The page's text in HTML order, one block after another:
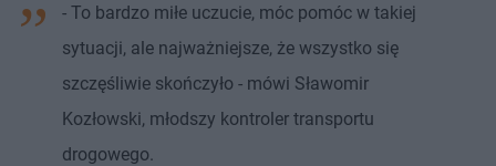
- To bardzo miłe uczucie, móc pomóc w takiej
sytuacji, ale najważniejsze, że wszystko się
szczęśliwie skończyło - mówi Sławomir
Kozłowski, młodszy kontroler transportu
drogowego.